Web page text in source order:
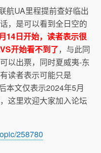
航UA里程提前查好临出
，是可以看到全日空的
14日开始，读者表示很
开始看不到了，与此同
以出票，同时夏威夷-东
读者表示可能只是
本文仅表示2024年5月
这里欢迎大家加入论坛
258780